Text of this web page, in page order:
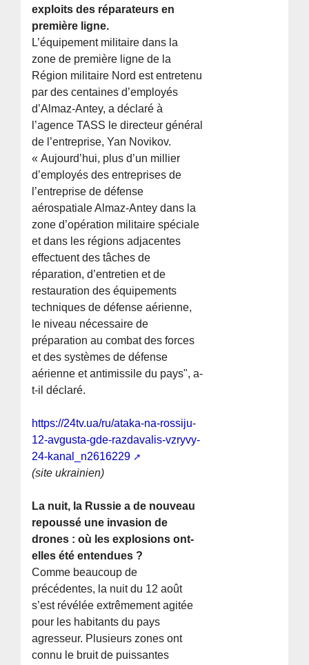
exploits des réparateurs en
première ligne.
L’équipement militaire dans la
zone de première ligne de la
Région militaire Nord est entretenu
par des centaines d’employés
d’Almaz-Antey, a déclaré à
l’agence TASS le directeur général
de l’entreprise, Yan Novikov.
« Aujourd’hui, plus d’un millier
d’employés des entreprises de
l’entreprise de défense
aérospatiale Almaz-Antey dans la
zone d’opération militaire spéciale
et dans les régions adjacentes
effectuent des tâches de
réparation, d’entretien et de
restauration des équipements
techniques de défense aérienne,
le niveau nécessaire de
préparation au combat des forces
et des systèmes de défense
aérienne et antimissile du pays", a-
t-il déclaré.
https://24tv.ua/ru/ataka-na-rossiju-
12-avgusta-gde-razdavalis-vzryvy-
24-kanal_n2616229
(site ukrainien)
La nuit, la Russie a de nouveau
repoussé une invasion de
drones : où les explosions ont-
elles été entendues ?
Comme beaucoup de
précédentes, la nuit du 12 août
s’est révélée extrêmement agitée
pour les habitants du pays
agresseur. Plusieurs zones ont
connu le bruit de puissantes